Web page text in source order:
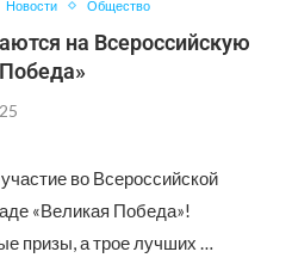
Новости Общество
на Всероссийскую
во Всероссийской
«Великая Победа»!
призы, а трое лучших …